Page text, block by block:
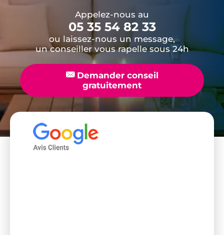
Appelez-nous au
05 35 54 82 33
ou laissez-nous un message,
un conseiller vous rapelle sous 24h
📧Demander conseil
gratuitement